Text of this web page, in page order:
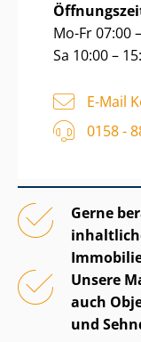
Mo-Fr 07:00
Sa 10:00 –
E-Mail
0158 -
Gerne
Unsere
auch
und